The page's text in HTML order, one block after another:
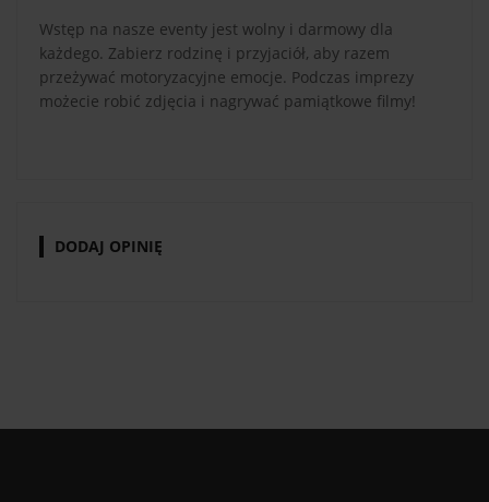
Wstęp na nasze eventy jest wolny i darmowy dla
każdego. Zabierz rodzinę i przyjaciół, aby razem
przeżywać motoryzacyjne emocje. Podczas imprezy
możecie robić zdjęcia i nagrywać pamiątkowe filmy!
DODAJ OPINIĘ